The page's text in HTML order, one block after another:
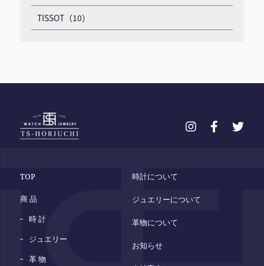
TISSOT（10）
TOP
商 品
時 計
ジュエリー
革 物
時計について
ジュエリーについて
革物について
お知らせ